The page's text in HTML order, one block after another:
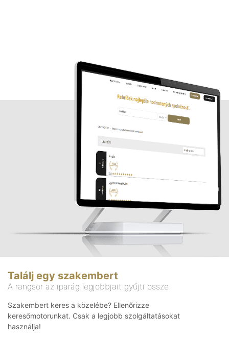
Találj egy szakembert
A rangsor az iparág legjobbjait gyűjti össze
Szakembert keres a közelébe? Ellenőrizze
keresőmotorunkat. Csak a legjobb szolgáltatásokat
használja!